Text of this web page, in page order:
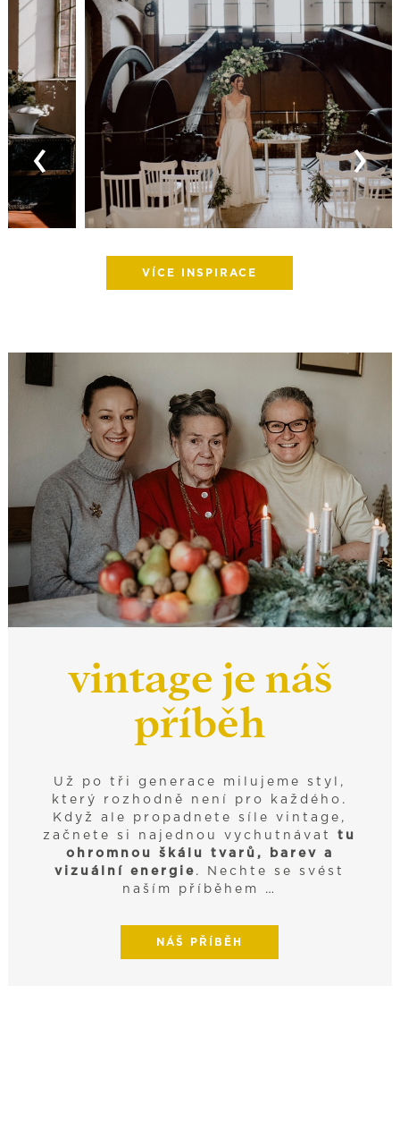
‹ ›
VÍCE INSPIRACE
vintage je náš
příběh
Už po tři generace milujeme styl,
který rozhodně není pro každého.
Když ale propadnete síle vintage,
začnete si najednou vychutnávattu
ohromnou škálu tvarů, barev a
vizuální energie . Nechte se svést
naším příběhem …
NÁŠ PŘÍBĚH